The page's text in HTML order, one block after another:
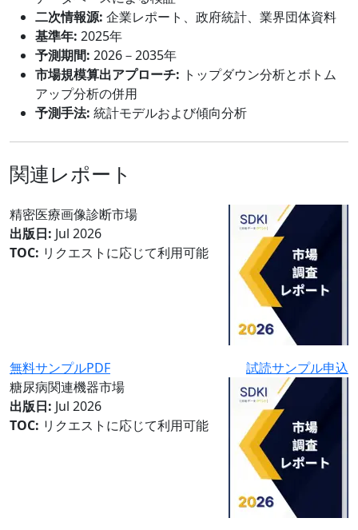
二次情報源: 企業レポート、政府統計、業界団体資料
基準年: 2025年
予測期間: 2026－2035年
市場規模算出アプローチ: トップダウン分析とボトム
アップ分析の併用
予測手法: 統計モデルおよび傾向分析
関連レポート
精密医療画像診断市場
出版日: Jul 2026
TOC: リクエストに応じて利用可能
無料サンプルPDF
試読サンプル申込
糖尿病関連機器市場
出版日: Jul 2026
TOC: リクエストに応じて利用可能